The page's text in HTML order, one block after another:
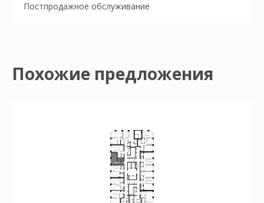
Постпродажное обслуживание
Похожие предложения